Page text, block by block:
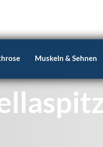
Muskeln & Sehnen